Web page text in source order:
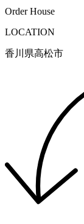
Order House
LOCATION
香川県高松市